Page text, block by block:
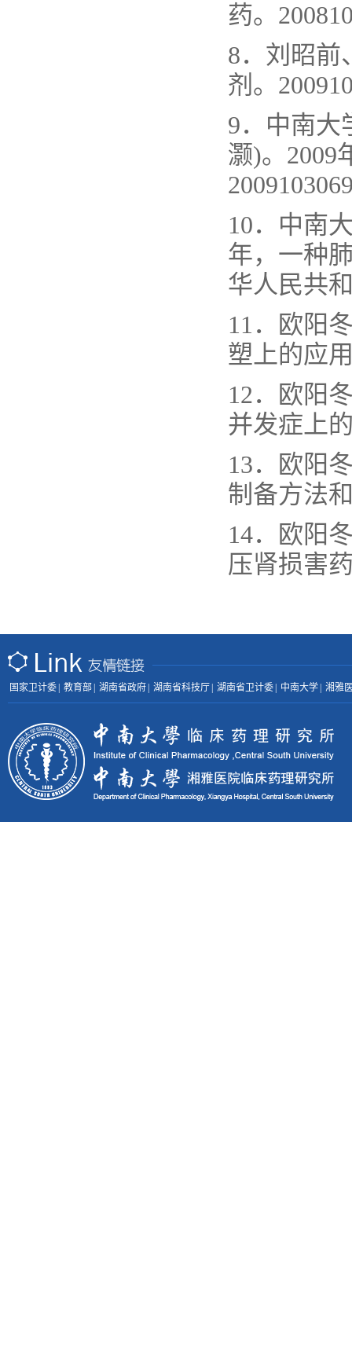
药。
8．刘昭前
剂。
9．中南大
灏)。2009
10．中南
年，一种
华人民共
11．欧阳
塑上的应
12．欧阳
并发症上
13．欧阳
制备方法
14．欧阳
压肾损害
国家卫计委 教育部 湖南省政府 湖南省科技厅 湖南省卫计委 中南大学 湘雅